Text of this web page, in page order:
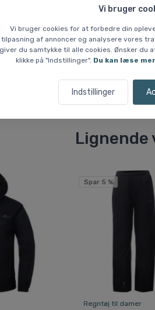
Vi bruger
Vi bruger cookies for at forbedre din
tilpasning af annoncer og analysere vores
giver du samtykke til alle cookies. Ønsker du
klikke på "Indstillinger". Du kan læse
Indstillinger
ikke tilbage, når nuværende lager er
Lignende
Spar 5 %
Regntøj til damer